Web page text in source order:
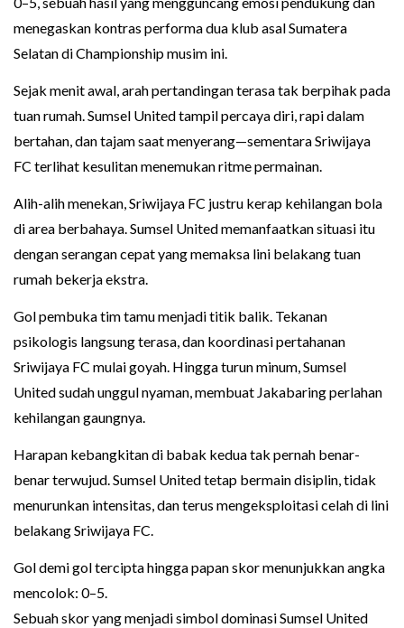
menegaskan kontras performa dua klub asal Sumatera
Selatan di Championship musim ini.
Sejak menit awal, arah pertandingan terasa tak berpihak pada
tuan rumah. Sumsel United tampil percaya diri, rapi dalam
bertahan, dan tajam saat menyerang—sementara Sriwijaya
FC terlihat kesulitan menemukan ritme permainan.
Alih-alih menekan, Sriwijaya FC justru kerap kehilangan bola
di area berbahaya. Sumsel United memanfaatkan situasi itu
dengan serangan cepat yang memaksa lini belakang tuan
rumah bekerja ekstra.
Gol pembuka tim tamu menjadi titik balik. Tekanan
psikologis langsung terasa, dan koordinasi pertahanan
Sriwijaya FC mulai goyah. Hingga turun minum, Sumsel
United sudah unggul nyaman, membuat Jakabaring perlahan
kehilangan gaungnya.
Harapan kebangkitan di babak kedua tak pernah benar-
benar terwujud. Sumsel United tetap bermain disiplin, tidak
menurunkan intensitas, dan terus mengeksploitasi celah di lini
belakang Sriwijaya FC.
Gol demi gol tercipta hingga papan skor menunjukkan angka
mencolok: 0–5.
Sebuah skor yang menjadi simbol dominasi Sumsel United